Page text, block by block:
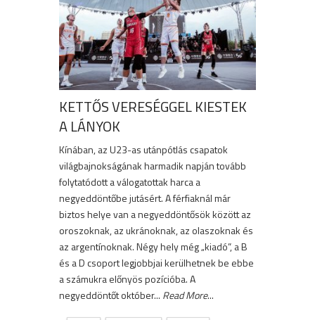
KETTŐS VERESÉGGEL KIESTEK
A LÁNYOK
Kínában, az U23-as utánpótlás csapatok
világbajnokságának harmadik napján tovább
folytatódott a válogatottak harca a
negyeddöntőbe jutásért. A férfiaknál már
biztos helye van a negyeddöntősök között az
oroszoknak, az ukránoknak, az olaszoknak és
az argentínoknak. Négy hely még „kiadó”, a B
és a D csoport legjobbjai kerülhetnek be ebbe
a számukra előnyös pozícióba. A
negyeddöntőt október... Read More...